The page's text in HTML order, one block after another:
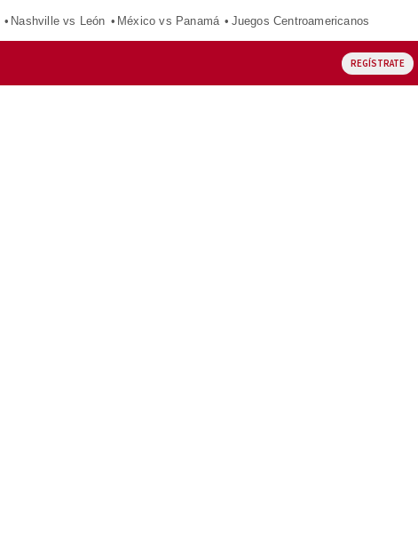
Nashville vs León México vs Panamá Juegos Centroamericanos
REGÍSTRATE